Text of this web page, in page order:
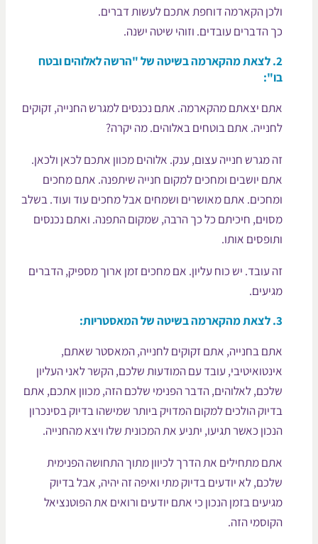
הקארמה דוחפת אתכם לעשות דברים.
הדברים עובדים. וזוהי שיטה ישנה.
שיטה של "הרשה לאלוהים ובטח
יצאתם מהקארמה. אתם נכנסים למגרש החנייה, זקוקים
אתם בוטחים באלוהים. מה יקרה?
מגרש חנייה עצום, ענק. אלוהים מכוון אתכם לכאן ולכאן.
יושבים ומחכים למקום חנייה שיתפנה. אתם מחכים
אתם מאושרים ושמחים אבל מחכים עוד ועוד. בשלב
חיכיתם כל כך הרבה, שמקום התפנה. ואתם נכנסים
אותו.
עובד. יש כוח עליון. אם מחכים זמן ארוך מספיק, הדברים
לצאת מהקארמה בשיטה של המאסטריות:
בחנייה, אתם זקוקים לחנייה, המאסטר שאתם,
עובד עם המודעות שלכם, הקשר לאני העליון
לאלוהים, הדבר הפנימי שלכם הזה, מכוון אתכם, אתם
הולכים למקום המדויק ביותר שמישהו בדיוק בסינכרון
כאשר תגיעו, יתניע את המכונית שלו ויצא מהחנייה.
מתחילים את הדרך לכיוון מתוך התחושה הפנימית
לא יודעים בדיוק מתי ואיפה זה יהיה, אבל בדיוק
בזמן הנכון כי אתם יודעים ורואים את הפוטנציאל
הזה.